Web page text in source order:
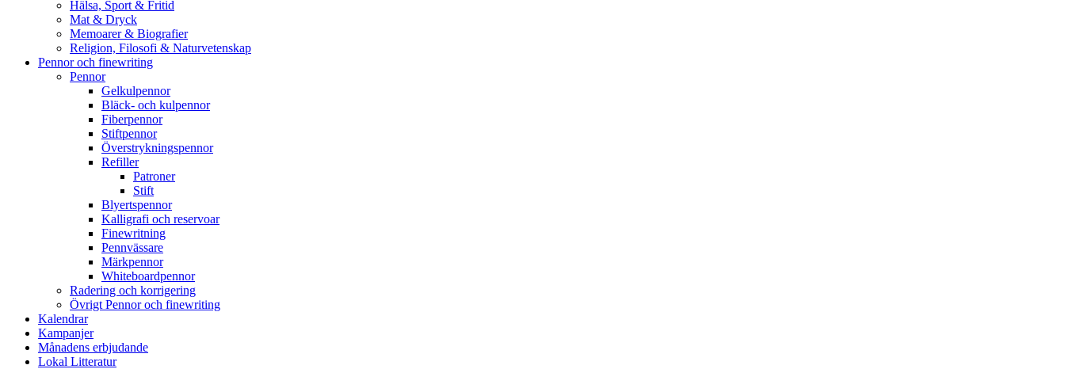
Hälsa, Sport & Fritid
Mat & Dryck
Memoarer & Biografier
Religion, Filosofi & Naturvetenskap
Pennor och finewriting
Pennor
Gelkulpennor
Bläck- och kulpennor
Fiberpennor
Stiftpennor
Överstrykningspennor
Refiller
Patroner
Stift
Blyertspennor
Kalligrafi och reservoar
Finewritning
Pennvässare
Märkpennor
Whiteboardpennor
Radering och korrigering
Övrigt Pennor och finewriting
Kalendrar
Kampanjer
Månadens erbjudande
Lokal Litteratur